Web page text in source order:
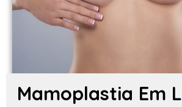
Mamoplastia Em L